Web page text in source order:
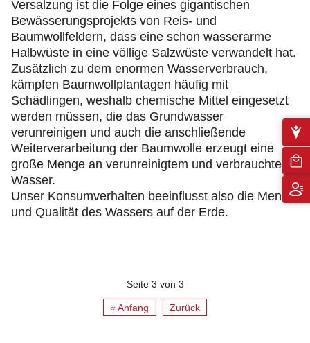
Versalzung ist die Folge eines gigantischen
Bewässerungsprojekts von Reis- und
Baumwollfeldern, dass eine schon wasserarme
Halbwüste in eine völlige Salzwüste verwandelt hat.
Zusätzlich zu dem enormen Wasserverbrauch,
kämpfen Baumwollplantagen häufig mit
Schädlingen, weshalb chemische Mittel eingesetzt
werden müssen, die das Grundwasser
verunreinigen und auch die anschließende
Weiterverarbeitung der Baumwolle erzeugt eine
große Menge an verunreinigtem und verbrauchtem
Wasser.
Unser Konsumverhalten beeinflusst also die Menge
und Qualität des Wassers auf der Erde.
Seite 3 von 3
« Anfang Zurück